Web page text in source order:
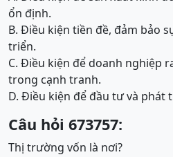
ổn định.
B. Điều kiện tiền đề, đảm bảo
triển.
C. Điều kiện để doanh nghiệp
trong cạnh tranh.
D. Điều kiện để đầu tư và phát
Câu hỏi 673757:
Thị trường vốn là nơi?